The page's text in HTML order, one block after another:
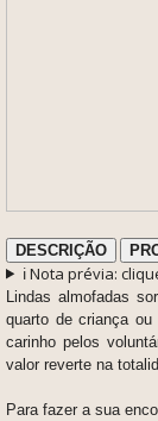
DESCRIÇÃO
ℹ️ Nota prévia:
Lindas almofadas
quarto de criança
carinho pelos
valor reverte na
Para fazer a sua